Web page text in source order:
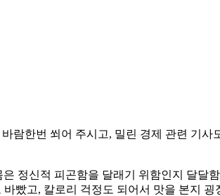
람한번 쐬어 주시고, 밀린 경제 관련 기사
정신적 피곤함을 달래기 위함인지 달달
빴고, 칼로리 걱정도 되어서 맛을 본지